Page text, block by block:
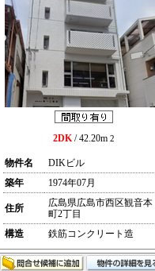
2DK/ 42.20m 2
物件名
DIKビル
築年
1974年07月
住所
広島県広島市西区観音本
町2丁目
構造
鉄筋コンクリート造